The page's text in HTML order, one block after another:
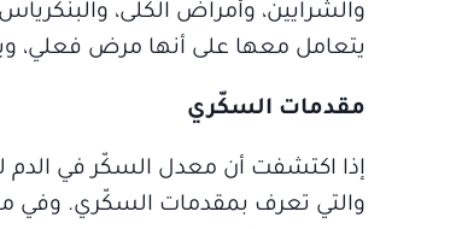
والشرايين، وأمراض الكلى،
يتعامل معها على أنها مرض
مقدمات السكّري
إذا اكتشفت أن معدل السكّر في الدم
والتي تعرف بمقدمات السكّري. وفي مثل